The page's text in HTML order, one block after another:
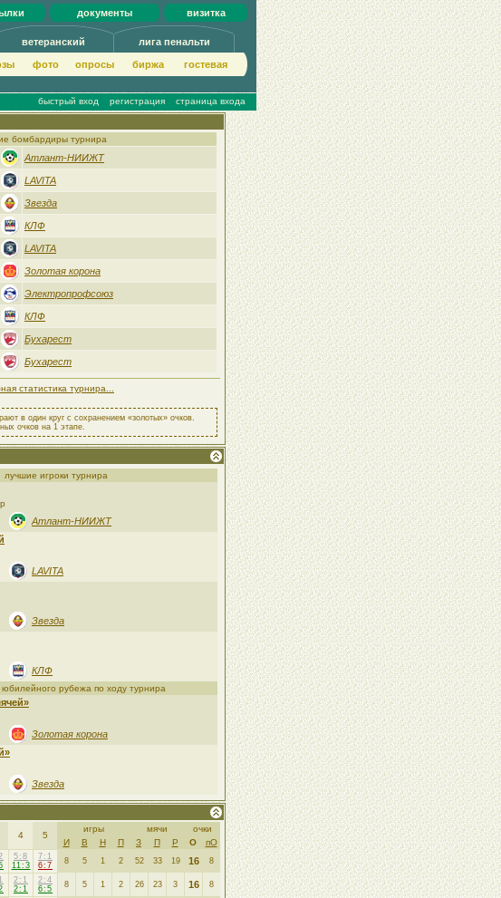
документы визитка
ветеранский лига пенальти
фото опросы биржа гoстeвая
быстрый вход регистрация страница входа
бомбардиры турнира
Атлант-НИИЖТ
LAVITA
Звезда
КЛФ
LAVITA
Золотая корона
Электропрофсоюз
КЛФ
Бухарест
Бухарест
статистика турнира...
в один круг с сохранением «золотых» очков.
очков на 1 этапе.
лучшие игроки турнира
Атлант-НИИЖТ
LAVITA
Звезда
КЛФ
юбилейного рубежа по ходу турнира
Золотая корона
Звезда
4 5
игры мячи
очки
И
В Н П З П Р О
пО
5:8
11:3
7:1
6:7
8 5 1 2 52 33 19 16 8
2:1
2:1
2:4
6:5
8 5 1 2 26 23 3 16 8